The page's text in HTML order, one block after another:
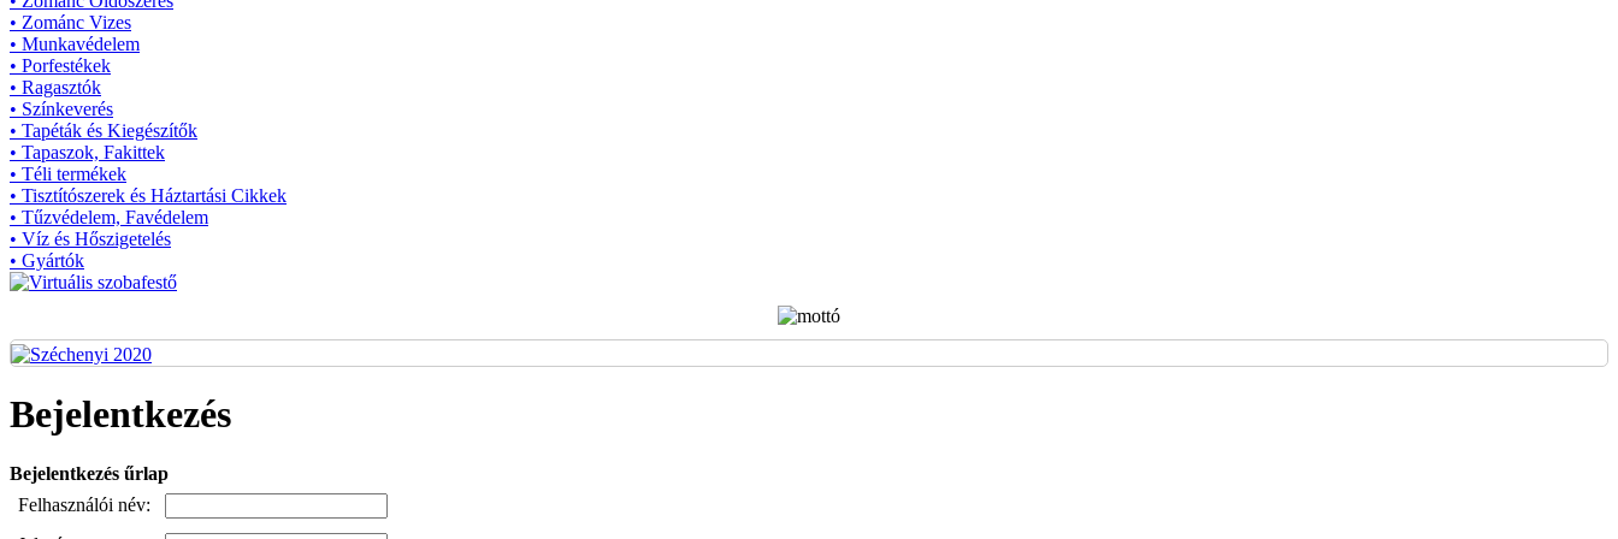
• Zománc Vizes
• Munkavédelem
• Porfestékek
• Ragasztók
• Színkeverés
• Tapéták és Kiegészítők
• Tapaszok, Fakittek
• Téli termékek
• Tisztítószerek és Háztartási Cikkek
• Tűzvédelem, Favédelem
• Víz és Hőszigetelés
• Gyártók
Bejelentkezés
Bejelentkezés űrlap
Felhasználói név: